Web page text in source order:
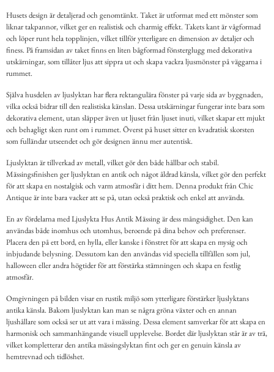
Husets design är detaljerad och genomtänkt. Taket är utformat med ett mönster som
liknar takpannor, vilket ger en realistisk och charmig effekt. Takets kant är vågformad
och löper runt hela topplinjen, vilket tillför ytterligare en dimension av detaljer och
finess. På framsidan av taket finns en liten bågformad fönsterglugg med dekorativa
utskärningar, som tillåter ljus att sippra ut och skapa vackra ljusmönster på väggarna i
rummet.
Själva husdelen av ljuslyktan har flera rektangulära fönster på varje sida av byggnaden,
vilka också bidrar till den realistiska känslan. Dessa utskärningar fungerar inte bara som
dekorativa element, utan släpper även ut ljuset från ljuset inuti, vilket skapar ett mjukt
och behagligt sken runt om i rummet. Överst på huset sitter en kvadratisk skorsten
som fulländar utseendet och gör designen ännu mer autentisk.
Ljuslyktan är tillverkad av metall, vilket gör den både hållbar och stabil.
Mässingsfinishen ger ljuslyktan en antik och något åldrad känsla, vilket gör den perfekt
för att skapa en nostalgisk och varm atmosfär i ditt hem. Denna produkt från Chic
Antique är inte bara vacker att se på, utan också praktisk och enkel att använda.
En av fördelarna med Ljuslykta Hus Antik Mässing är dess mångsidighet. Den kan
användas både inomhus och utomhus, beroende på dina behov och preferenser.
Placera den på ett bord, en hylla, eller kanske i fönstret för att skapa en mysig och
inbjudande belysning. Dessutom kan den användas vid speciella tillfällen som jul,
halloween eller andra högtider för att förstärka stämningen och skapa en festlig
atmosfär.
Omgivningen på bilden visar en rustik miljö som ytterligare förstärker ljuslyktans
antika känsla. Bakom ljuslyktan kan man se några gröna växter och en annan
ljushållare som också ser ut att vara i mässing. Dessa element samverkar för att skapa en
harmonisk och sammanhängande visuell upplevelse. Bordet där ljuslyktan står är av trä,
vilket kompletterar den antika mässingslyktan fint och ger en genuin känsla av
hemtrevnad och tidlöshet.